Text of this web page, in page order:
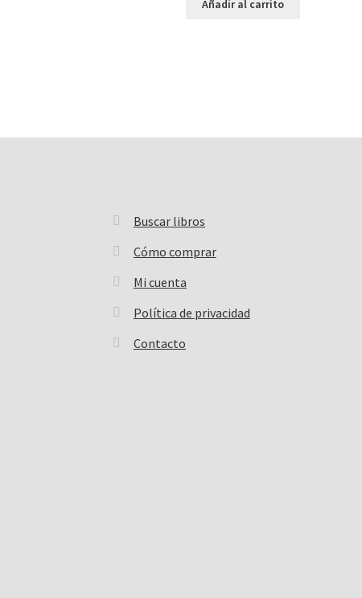
Añadir al carrito
Buscar libros
Buscar:
Cómo comprar
Mi cuenta
Política de privacidad
Contacto